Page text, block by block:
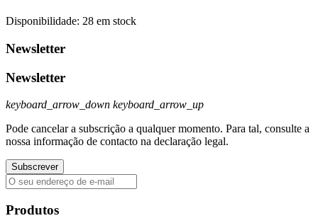
Disponibilidade: 28 em stock
Newsletter
Newsletter
keyboard_arrow_down keyboard_arrow_up
Pode cancelar a subscrição a qualquer momento. Para tal, consulte a
nossa informação de contacto na declaração legal.
Produtos